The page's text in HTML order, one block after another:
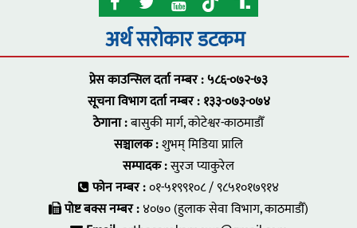
अर्थ सरोकार डटकम
प्रेस काउन्सिल दर्ता नम्बर : ५८६-०७२-७३
सूचना विभाग दर्ता नम्बर : १३३-०७३-०७४
ठेगाना :बासुकी मार्ग, कोटेश्वर-काठमाडौँ
सञ्चालक :शुभम् मिडिया प्रालि
सम्पादक :सुरज प्याकुरेल
फोन नम्बर :०१-५१९९१०८ / ९८५१०१७९१४
पोष्ट बक्स नम्बर :४०७० (हुलाक सेवा विभाग, काठमाडौँ)